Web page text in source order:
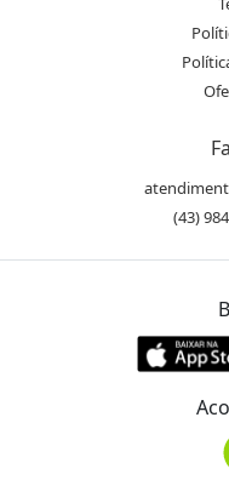
(43)